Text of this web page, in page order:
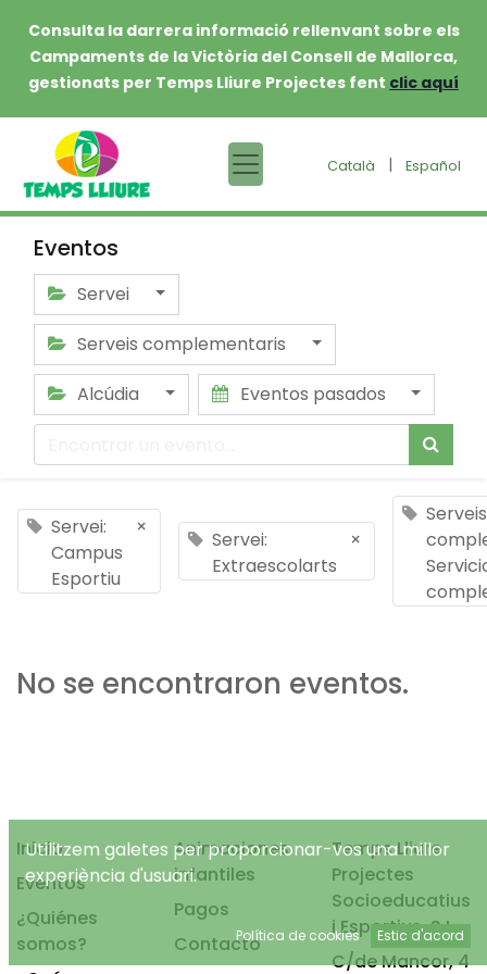
Consulta la darrera informació rellenvant sobre els
Campaments de la Victòria del Consell de Mallorca,
gestionats per Temps Lliure Projectes fent clic aquí
Català | Español
Eventos
Servei
Serveis complementaris
Alcúdia
Eventos pasados
Servei:
Campus
Esportiu
×
Servei:
Extraescolarts
×
Serveis
No se encontraron eventos.
Inicio
Eventos
¿Quiénes
somos?
Animaciones
infantiles
Pagos
Contacto
Temps Lliure
Projectes
Socioeducatius
i Esportius, S.L.
C/de Mancor, 4
Utilitzem galetes per proporcionar-vos una millor
experiència d'usuari.
Política de cookies Estic d'acord